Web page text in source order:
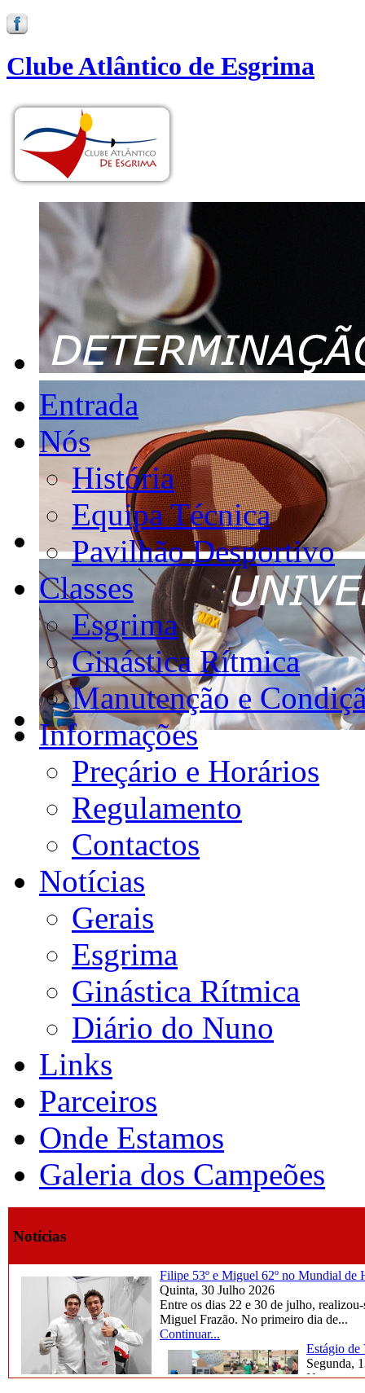
Clube Atlântico de Esgrima
Entrada
Nós
História
Equipa Técnica
Pavilhão Desportivo
Classes
Esgrima
Ginástica Rítmica
Manutenção e
Informações
Preçário e Horários
Regulamento
Contactos
Notícias
Gerais
Esgrima
Ginástica Rítmica
Diário do Nuno
Links
Parceiros
Onde Estamos
Galeria dos Campeões
Notícias
Filipe 53º e Miguel 62º no Mundial de
Quinta, 30 Julho 2026
Entre os dias 22 e 30 de julho,
Miguel Frazão. No primeiro dia de...
Continuar...
Estágio de
Segunda,
Na